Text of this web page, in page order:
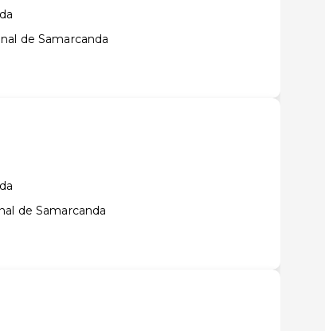
de Samarcanda
de Samarcanda